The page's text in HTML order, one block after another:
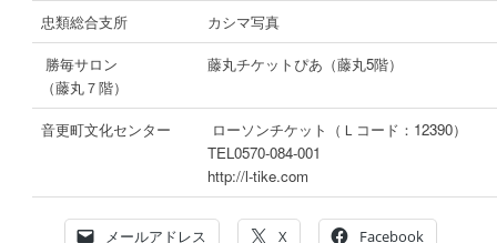
忠類総合支所
カシマ写真
勝毎サロン
（藤丸７階）
藤丸チケットぴあ（藤丸5階）
音更町文化センター
ローソンチケット（Ｌコード：12390）
TEL0570-084-001
http://l-
メールアドレス X Facebook